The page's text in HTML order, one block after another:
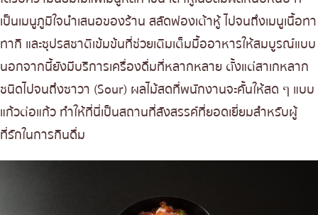
เป็นเมนูภูมิใจนำเสนอของร้าน สลัดฟองเต้าหู้ ไปจนถึงเมนูเนื้อทา
ทากิ และซุปรสชาติเข้มข้นที่ช่วยเติมเต็มมื้ออาหารให้สมบูรณ์แบบ
นอกจากนี้ยังมีบริการเครื่องดื่มที่หลากหลาย ตั้งแต่สาเกหลาก
ชนิดไปจนถึงซาวา (Sour) ผลไม้สดที่พนักงานจะคั้นให้สด ๆ แบบ
แก้วต่อแก้ว ทำให้ที่นี่เป็นสถานที่สังสรรค์ที่ยอดเยี่ยมสำหรับผู้
ที่รักในการกินดื่ม